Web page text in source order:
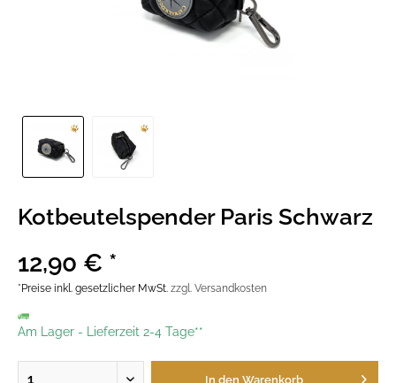
Kotbeutelspender Paris Schwarz
12,90 € *
*Preise inkl. gesetzlicher MwSt. zzgl. Versandkosten
Am Lager - Lieferzeit 2-4 Tage**
In den Warenkorb